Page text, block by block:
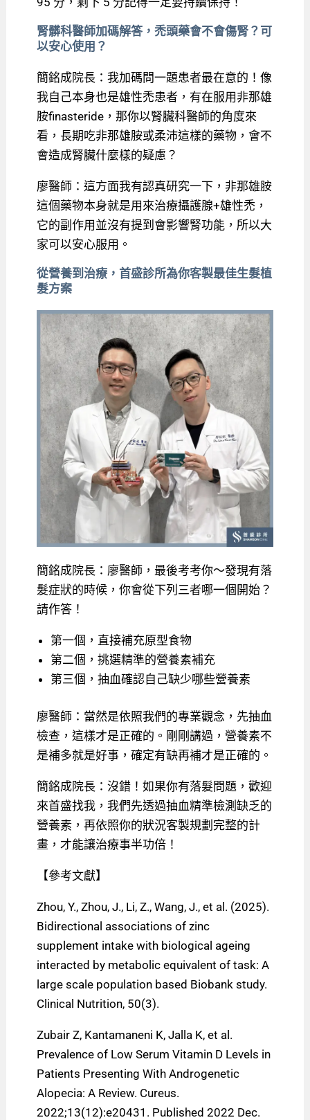
腎髒科醫師加碼解答，禿頭藥會不會傷腎？可
以安心使用？
簡銘成院長：我加碼問一題患者最在意的！像
我自己本身也是雄性禿患者，有在服用非那雄
胺finasteride，那你以腎臟科醫師的角度來
看，長期吃非那雄胺或柔沛這樣的藥物，會不
會造成腎臟什麼樣的疑慮？
廖醫師：這方面我有認真研究一下，非那雄胺
這個藥物本身就是用來治療攝護腺+雄性禿，
它的副作用並沒有提到會影響腎功能，所以大
家可以安心服用。
從營養到治療，首盛診所為你客製最佳生髮植
髮方案
簡銘成院長：廖醫師，最後考考你～發現有落
髮症狀的時候，你會從下列三者哪一個開始？
請作答！
第一個，直接補充原型食物
第二個，挑選精準的營養素補充
第三個，抽血確認自己缺少哪些營養素
廖醫師：當然是依照我們的專業觀念，先抽血
檢查，這樣才是正確的。剛剛講過，營養素不
是補多就是好事，確定有缺再補才是正確的。
簡銘成院長：沒錯！如果你有落髮問題，歡迎
來首盛找我，我們先透過抽血精準檢測缺乏的
營養素，再依照你的狀況客製規劃完整的計
畫，才能讓治療事半功倍！
【參考文獻】
Zhou, Y., Zhou, J., Li, Z., Wang, J., et al. (2025).
Bidirectional associations of zinc
supplement intake with biological ageing
interacted by metabolic equivalent of task: A
large scale population based Biobank study.
Clinical Nutrition, 50(3).
Zubair Z, Kantamaneni K, Jalla K, et al.
Prevalence of Low Serum Vitamin D Levels in
Patients Presenting With Androgenetic
Alopecia: A Review. Cureus.
2022;13(12):e20431. Published 2022 Dec.